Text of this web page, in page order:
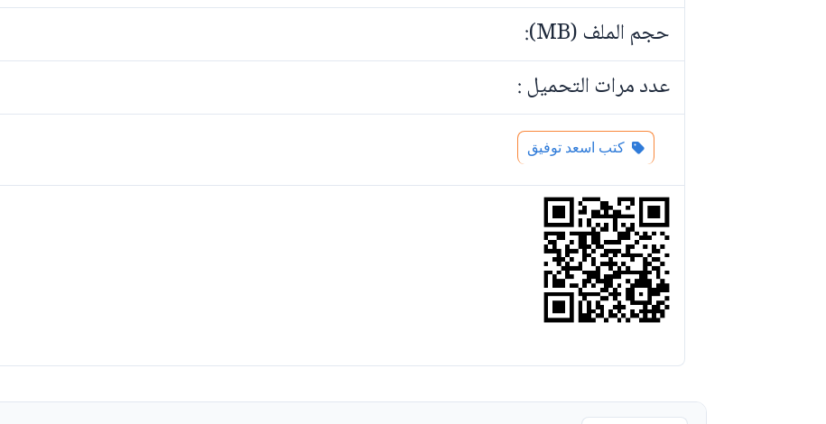
حجم الملف (MB):
عدد مرات التحميل :
كتب اسعد توفيق